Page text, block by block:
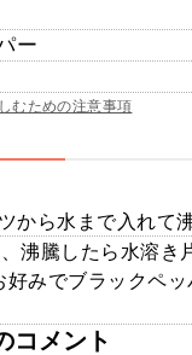
ー
むための注意事項
から水まで入れて
沸騰したら水溶き
好みでブラックペ
コメント